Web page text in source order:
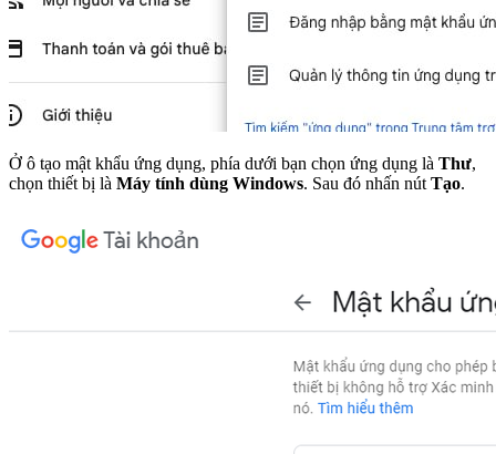
Ở ô tạo mật khẩu ứng dụng, phía dưới bạn chọn ứng dụng là Thư,
chọn thiết bị là Máy tính dùng Windows. Sau đó nhấn nútTạo.